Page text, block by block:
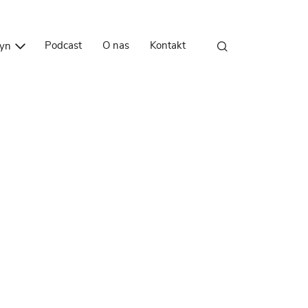
Podcast O nas Kontakt
Przejdź do treści